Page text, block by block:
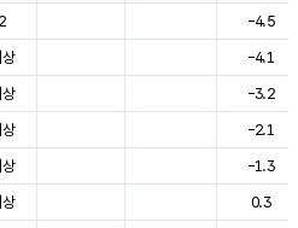
-4.5
-4.1
-3.2
-2.1
-1.3
0.3